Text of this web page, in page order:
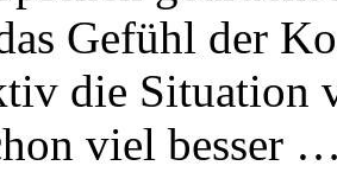
Gefühl der
die Situation
viel besser